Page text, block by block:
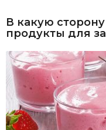
В какую
продукты для